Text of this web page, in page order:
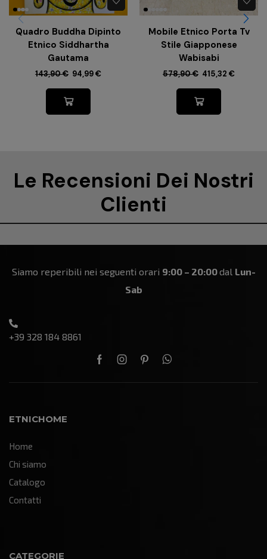
Quadro Buddha Dipinto
Etnico Siddhartha
Gautama
143,90€ 94,99€
Mobile Etnico Porta Tv
Stile Giapponese
Wabisabi
578,90€ 415,32 €
Le Recensioni Dei Nostri
Clienti
Siamo reperibili nei seguenti orari 9:00 – 20:00dal Lun-
Sab
+39 328 184 8861
ETNICHOME
Home
Chi siamo
Catalogo
Contatti
CATEGORIE